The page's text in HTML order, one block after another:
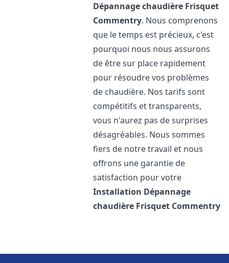
Dépannage chaudière Frisquet
Commentry. Nous comprenons
que le temps est précieux, c'est
pourquoi nous nous assurons
de être sur place rapidement
pour résoudre vos problèmes
de chaudière. Nos tarifs sont
compétitifs et transparents,
vous n'aurez pas de surprises
désagréables. Nous sommes
fiers de notre travail et nous
offrons une garantie de
satisfaction pour votre
Installation Dépannage
chaudière Frisquet Commentry